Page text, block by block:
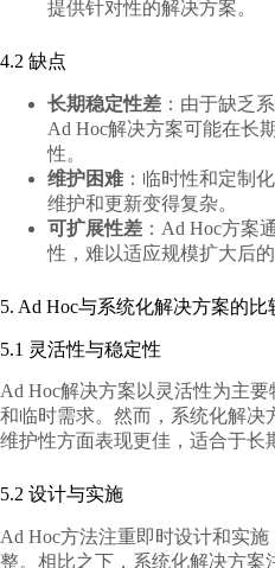
提供针对性的解决方案。
4.2 缺点
长期稳定性差 ：由于缺乏
Ad Hoc解决方案可能在长
性。
维护困难 ：临时性和定制
维护和更新变得复杂。
可扩展性差 ：Ad Hoc方案
性，难以适应规模扩大后的
5. Ad Hoc与系统化解决方案的比
5.1 灵活性与稳定性
Ad Hoc解决方案以灵活性为主
和临时需求。然而，系统化解决
维护性方面表现更佳，适合于长
5.2 设计与实施
Ad Hoc方法注重即时设计和实
整。相比之下，系统化解决方案